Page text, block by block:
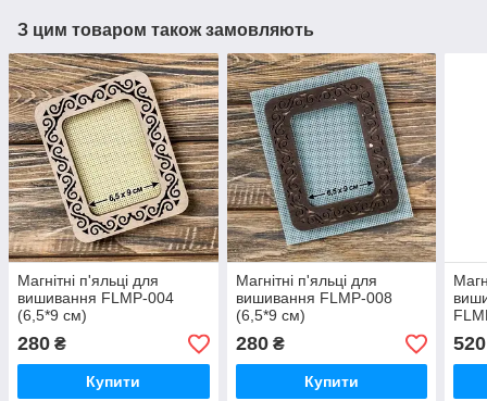
З цим товаром також замовляють
Магнітні п'яльці для
вишивання FLMP-004
(6,5*9 см)
280 ₴
Купити
Магнітні п'яльці для
вишивання FLMP-008
(6,5*9 см)
280₴
Купити
520